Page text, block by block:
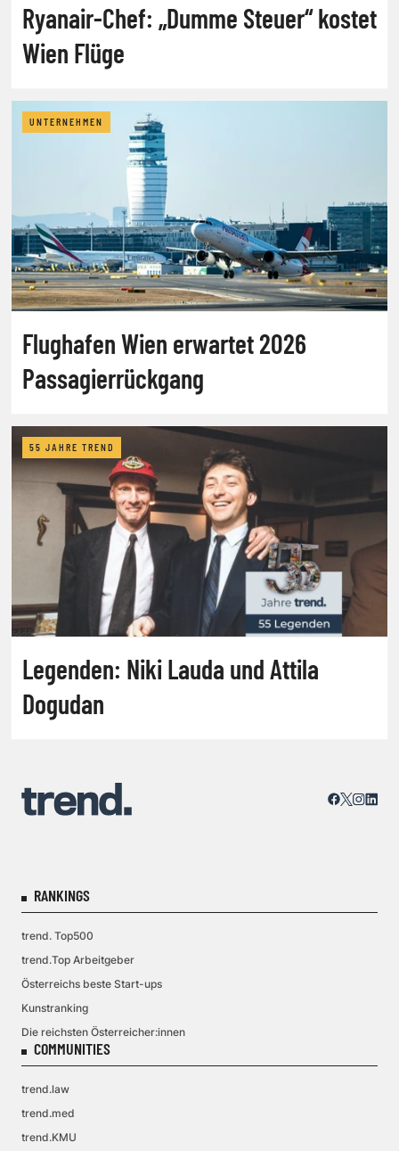
Ryanair-Chef: „Dumme Steuer“ kostet
Wien Flüge
UNTERNEHMEN
Flughafen Wien erwartet 2026
Passagierrückgang
55 JAHRE TREND
Legenden: Niki Lauda und Attila
Dogudan
RANKINGS
trend. Top500
trend.Top Arbeitgeber
Österreichs beste Start-ups
Kunstranking
Die reichsten Österreicher:innen
COMMUNITIES
trend.law
trend.med
trend.KMU